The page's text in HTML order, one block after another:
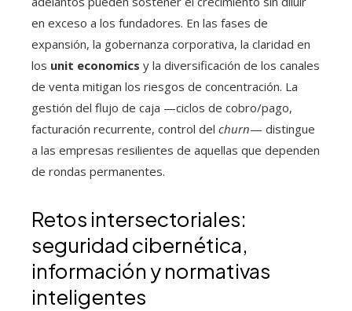
en exceso a los fundadores. En las fases de
expansión, la gobernanza corporativa, la claridad en
los unit economics y la diversificación de los canales
de venta mitigan los riesgos de concentración. La
gestión del flujo de caja —ciclos de cobro/pago,
facturación recurrente, control del churn— distingue
a las empresas resilientes de aquellas que dependen
de rondas permanentes.
Retos intersectoriales:
seguridad cibernética,
información y normativas
inteligentes